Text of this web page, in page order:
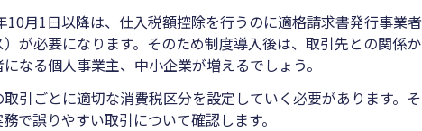
月1日以降は、仕入税額控除を行うのに適格請求書発行事業者
が必要になります。そのため制度導入後は、取引先との関係か
なる個人事業主、中小企業が増えるでしょう。
引ごとに適切な消費税区分を設定していく必要があります。そ
で誤りやすい取引について確認します。